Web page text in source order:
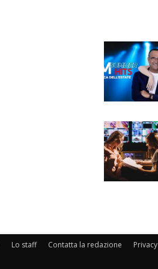
Lo staff Contatta la redazione Privacy